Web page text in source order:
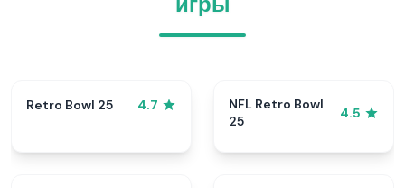
Retro Bowl 25 4.7
NFL Retro Bowl
25
4.5